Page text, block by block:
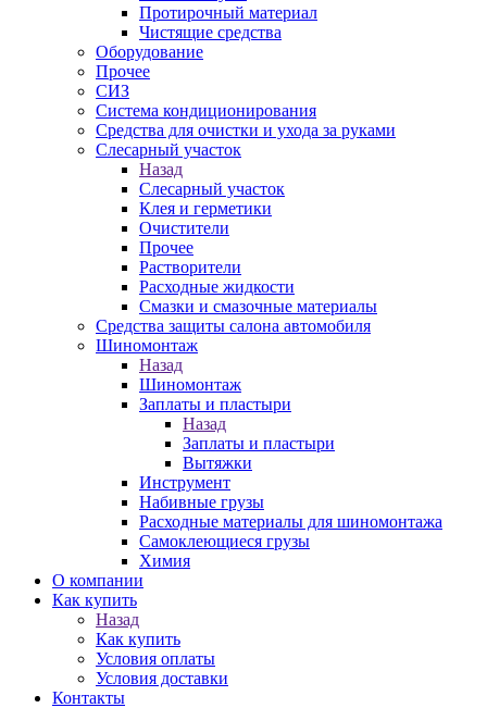
Протирочный материал
Чистящие средства
Оборудование
Прочее
СИЗ
Система кондиционирования
Средства для очистки и ухода за руками
Слесарный участок
Назад
Слесарный участок
Клея и герметики
Очистители
Прочее
Растворители
Расходные жидкости
Смазки и смазочные материалы
Средства защиты салона автомобиля
Шиномонтаж
Назад
Шиномонтаж
Заплаты и пластыри
Назад
Заплаты и пластыри
Вытяжки
Инструмент
Набивные грузы
Расходные материалы для шиномонтажа
Самоклеющиеся грузы
Химия
О компании
Как купить
Назад
Как купить
Условия оплаты
Условия доставки
Контакты